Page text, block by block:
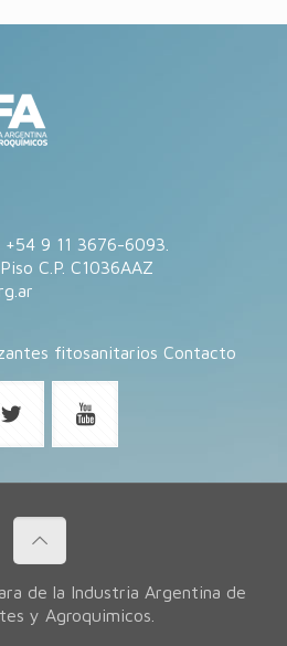
9 11 3676-6093.
C.P. C1036AAZ
fitosanitarios Contacto
de la Industria Argentina de
y Agroquimicos.